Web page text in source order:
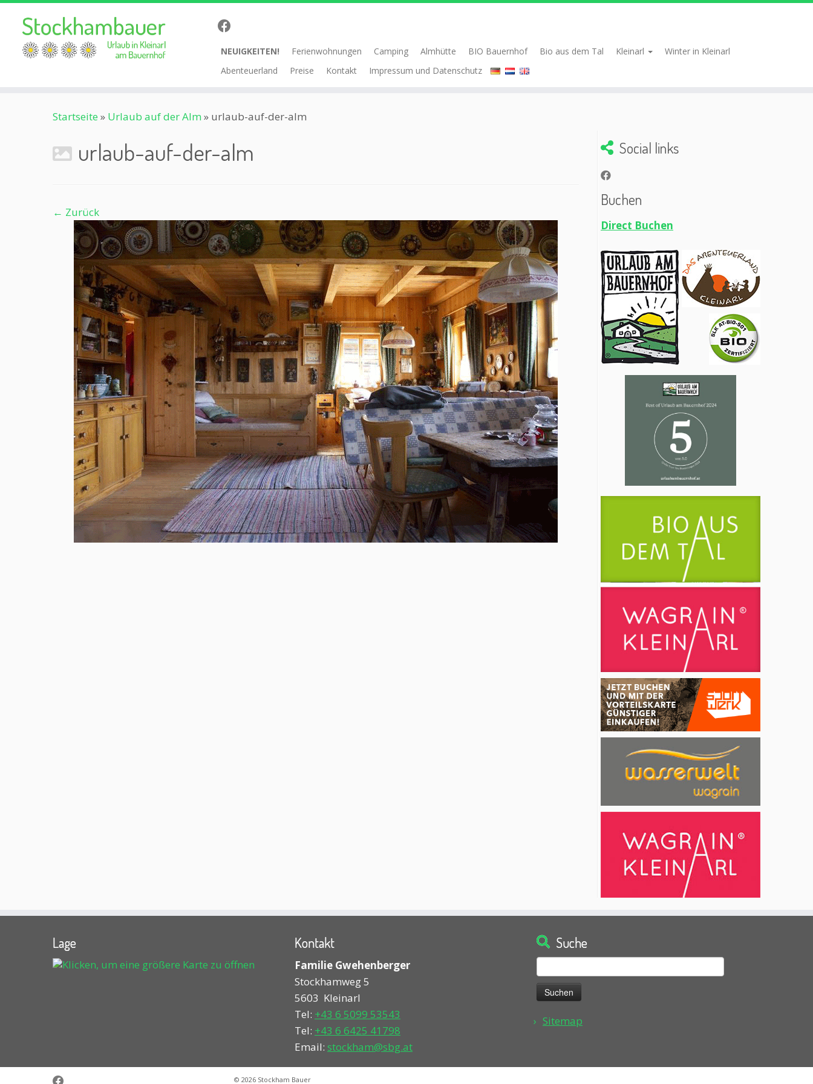
NEUIGKEITEN! Ferienwohnungen Camping Almhütte BIO Bauernhof Bio aus dem Tal Kleinarl
Winter in Kleinarl
Abenteuerland
Preise Kontakt Impressum und Datenschutz
Startseite » Urlaub auf der Alm» urlaub-auf-der-alm
urlaub-auf-der-alm
← Zurück
Social links
Buchen
Direct Buchen
Lage Kontakt
Familie Gwehenberger
Stockhamweg 5
5603 Kleinarl
Tel: +43 6 5099 53543
Tel: +43 6 6425 41798
Email: stockham@sbg.at
Suche
Suchen
nach:
Sitemap
© 2026 Stockham Bauer